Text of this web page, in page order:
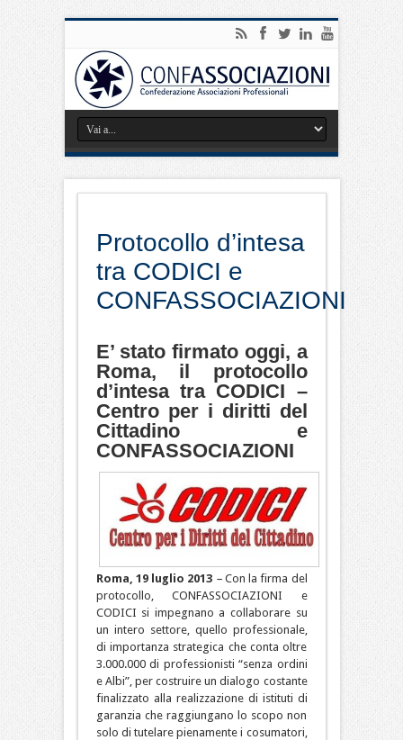
Protocollo d’intesa
tra CODICI e
CONFASSOCIAZIONI
E’ stato firmato oggi, a
Roma, il protocollo
d’intesa tra CODICI –
Centro per i diritti del
Cittadino e
CONFASSOCIAZIONI
Roma, 19 luglio 2013 –Con la firma del
protocollo, CONFASSOCIAZIONI e
CODICI si impegnano a collaborare su
un intero settore, quello professionale,
di importanza strategica che conta oltre
3.000.000 di professionisti “senza ordini
e Albi”, per costruire un dialogo costante
finalizzato alla realizzazione di istituti di
garanzia che raggiungano lo scopo non
solo di tutelare pienamente i cosumatori,